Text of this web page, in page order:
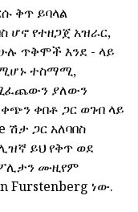
ቅጥ ይባላል
ሆኖ የተዘጋጀ አዝራር,
ሁሉ ጥቅሞች እንደ - ላይ
ተስማሚ,
ያለውን
ቀበቶ ጋር ወገብ ላይ
ሽታ ጋር አለባበስ
ይህ የቅጥ ወደ
ሙዚየም
Furstenberg ነው.